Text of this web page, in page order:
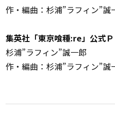
作・編曲：杉浦”ラフィン”誠
集英社「東京喰種:re」公式
杉浦”ラフィン”誠一郎
作・編曲：杉浦”ラフィン”誠